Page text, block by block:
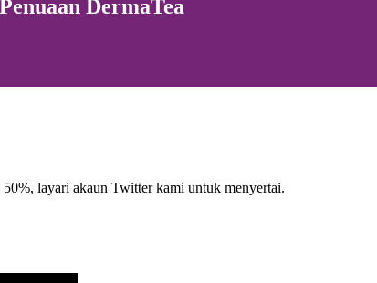
DermaTea
layari akaun Twitter kami untuk menyertai.